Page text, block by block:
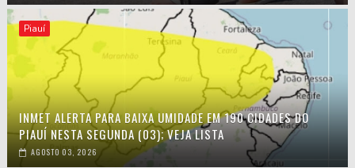
Piauí
INMET ALERTA PARA BAIXA UMIDADE EM 190 CIDADES DO
PIAUÍ NESTA SEGUNDA (03); VEJA LISTA
AGOSTO 03, 2026